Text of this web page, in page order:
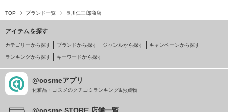
TOP ブランド一覧 長川仁三郎商店
アイテムを探す
カテゴリーから探す ブランドから探す ジャンルから探す キャンペーンから探す
ランキングから探す キーワードから探す
@cosmeアプリ
化粧品・コスメのクチコミランキング&お買物